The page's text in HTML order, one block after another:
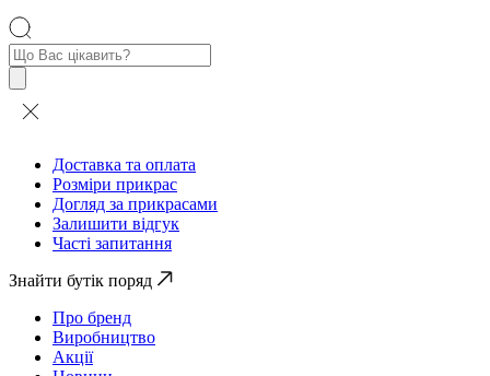
Пошук
товарів
Доставка та оплата
Розміри прикрас
Догляд за прикрасами
Залишити відгук
Часті запитання
Знайти бутік поряд
Про бренд
Виробництво
Акції